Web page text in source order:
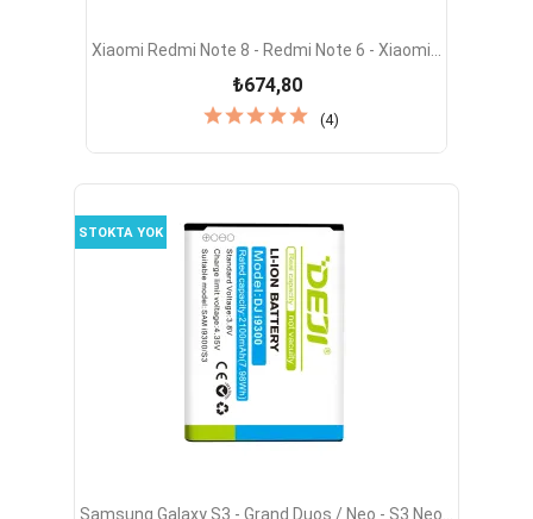
Xiaomi Redmi Note 8 - Redmi Note 6 - Xiaomi...
₺674,80
(4)
Samsung Galaxy S3 - Grand Duos / Neo - S3 Neo...
STOKTA YOK